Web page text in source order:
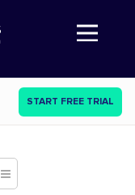
Abre a navegação
START FREE TRIAL